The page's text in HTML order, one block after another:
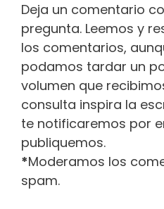
Deja un comentario
pregunta. Leemos y
los comentarios,
podamos tardar un
volumen que
consulta inspira la
te notificaremos por
publiquemos.
*Moderamos los
spam.